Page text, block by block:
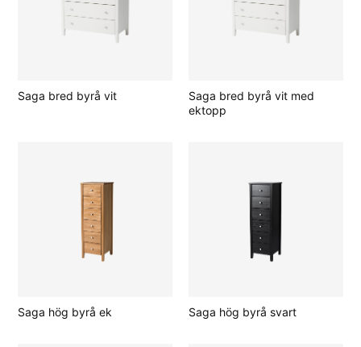
Saga bred byrå vit
Saga bred byrå vit med
ektopp
Saga hög byrå ek Saga hög byrå svart